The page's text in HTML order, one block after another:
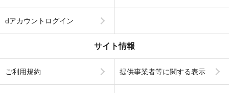
dアカウントログイン
サイト情報
ご利用規約 提供事業者等に関する表示